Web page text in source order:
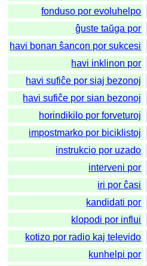
fonduso por evoluhelpo
ĝuste taŭga por
havi bonan ŝancon por sukcesi
havi inklinon por
havi sufiĉe por siaj bezonoj
havi sufiĉe por sian bezonoj
horindikilo por forveturoj
impostmarko por biciklistoj
instrukcio por uzado
interveni por
iri por ĉasi
kandidati por
klopodi por influi
kotizo por radio kaj televido
kunhelpi por